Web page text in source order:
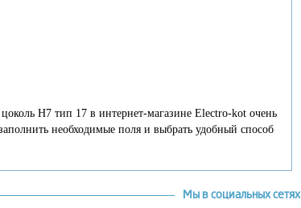
H7 тип 17 в интернет-магазине Electro-kot очень
необходимые поля и выбрать удобный способ
Мы в социальных сетях